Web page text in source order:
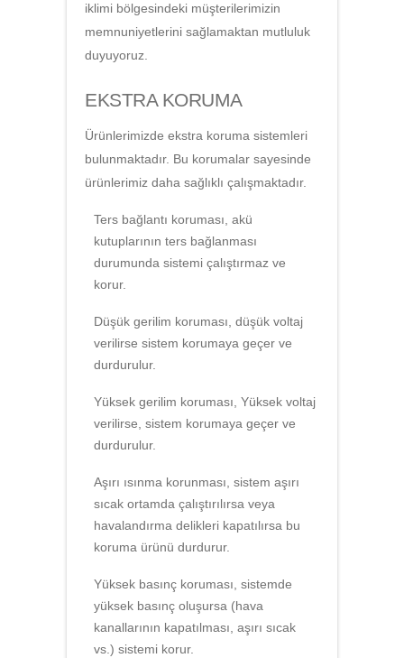
iklimi bölgesindeki müşterilerimizin
memnuniyetlerini sağlamaktan mutluluk
duyuyoruz.
EKSTRA KORUMA
Ürünlerimizde ekstra koruma sistemleri
bulunmaktadır. Bu korumalar sayesinde
ürünlerimiz daha sağlıklı çalışmaktadır.
Ters bağlantı koruması, akü
kutuplarının ters bağlanması
durumunda sistemi çalıştırmaz ve
korur.
Düşük gerilim koruması, düşük voltaj
verilirse sistem korumaya geçer ve
durdurulur.
Yüksek gerilim koruması, Yüksek voltaj
verilirse, sistem korumaya geçer ve
durdurulur.
Aşırı ısınma korunması, sistem aşırı
sıcak ortamda çalıştırılırsa veya
havalandırma delikleri kapatılırsa bu
koruma ürünü durdurur.
Yüksek basınç koruması, sistemde
yüksek basınç oluşursa (hava
kanallarının kapatılması, aşırı sıcak
vs.) sistemi korur.